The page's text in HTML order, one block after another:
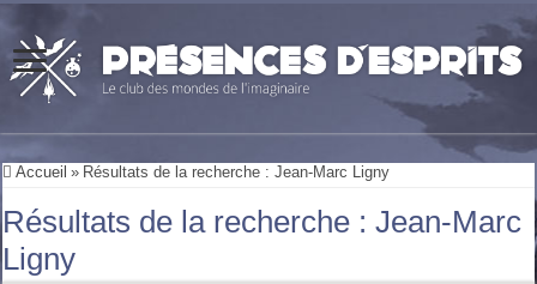
Accueil » Résultats de la recherche : Jean-Marc Ligny
Résultats de la recherche :Jean-Marc
Ligny